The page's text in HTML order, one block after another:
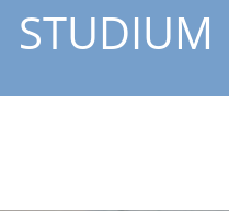
STUDIUM